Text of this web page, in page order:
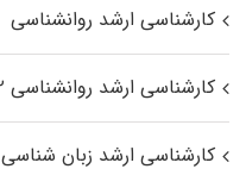
کارشناسی ارشد روانشناسی
کارشناسی ارشد روانشناسی ۲
کارشناسی ارشد زبان شناسی